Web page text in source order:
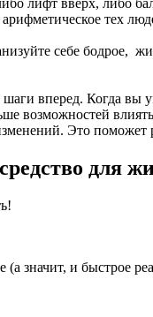
лифт вверх, либо
арифметическое тех
себе бодрое,
вперед. Когда вы
возможностей
Это поможет
для
значит, и быстрое